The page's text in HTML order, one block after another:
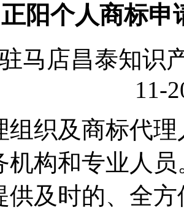
正阳个人商标申
马店昌泰知识
11-
组织及商标代
机构和专业人
供及时的、全